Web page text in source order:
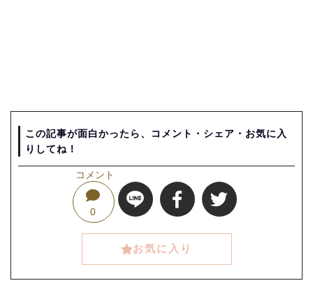
この記事が面白かったら、コメント・シェア・お気に入
りしてね！
コメント
0
お気に入り